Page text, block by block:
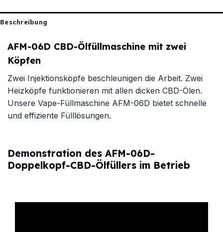
Beschreibung
AFM-06D CBD-Ölfüllmaschine mit zwei
Köpfen
Zwei Injektionsköpfe beschleunigen die Arbeit. Zwei
Heizköpfe funktionieren mit allen dicken CBD-Ölen.
Unsere Vape-Füllmaschine AFM-06D bietet schnelle
und effiziente Fülllösungen.
Demonstration des AFM-06D-
Doppelkopf-CBD-Ölfüllers im Betrieb